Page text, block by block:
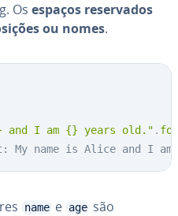
Os espaços re­ser­va­dos
ou nomes.
and I am {} years old." .
My name is Alice and I
name e age são